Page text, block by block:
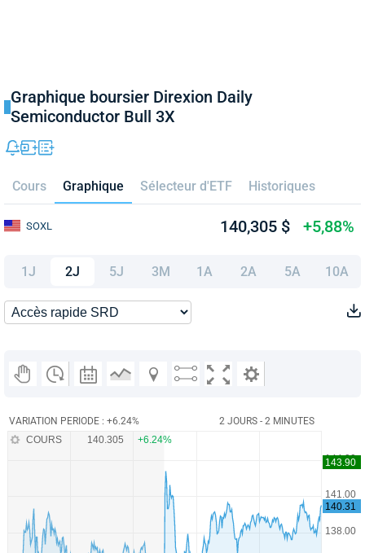
Graphique boursier Direxion Daily
Semiconductor Bull 3X
Cours Graphique Sélecteur d'ETF Historiques
SOXL 140,305 $ +5,88%
1J 2J 5J 3M 1A 2A 5A 10A
VARIATION PERIODE : +6.24% 2 JOURS - 2 MINUTES
COURS 140.305 +6.24%